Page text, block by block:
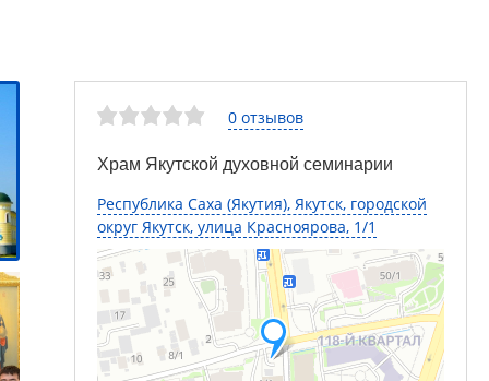
0 отзывов
Храм Якутской духовной семинарии
Республика Саха (Якутия), Якутск, городской
округ Якутск, улица Красноярова, 1/1